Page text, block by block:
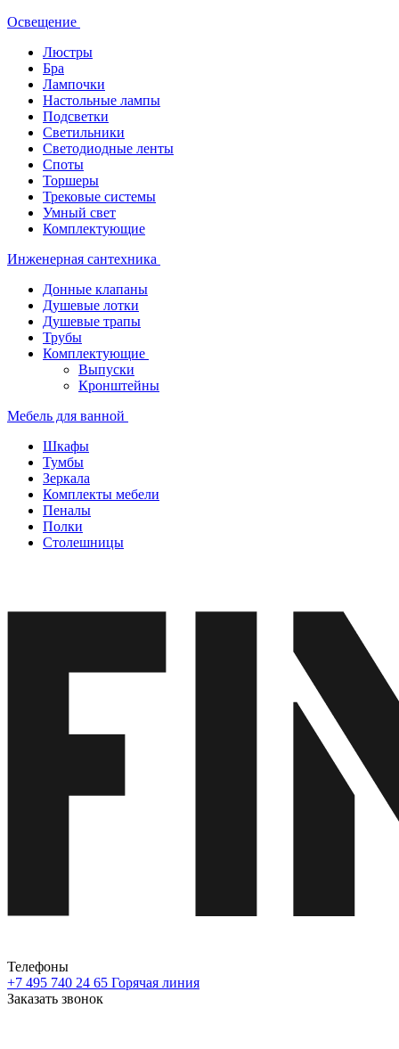
Освещение
Люстры
Бра
Лампочки
Настольные лампы
Подсветки
Светильники
Светодиодные ленты
Споты
Торшеры
Трековые системы
Умный свет
Комплектующие
Инженерная сантехника
Донные клапаны
Душевые лотки
Душевые трапы
Трубы
Комплектующие
Выпуски
Кронштейны
Мебель для ванной
Шкафы
Тумбы
Зеркала
Комплекты мебели
Пеналы
Полки
Столешницы
Телефоны
+7 495 740 24 65 Горячая линия
Заказать звонок